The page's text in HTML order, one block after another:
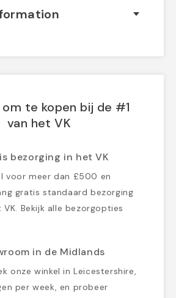
om te kopen bij de #1
van het VK
bezorging in het VK
voor meer dan £500 en
gratis standaard bezorging
VK. Bekijk alle bezorgopties
in de Midlands
onze winkel in Leicestershire,
per week, en probeer